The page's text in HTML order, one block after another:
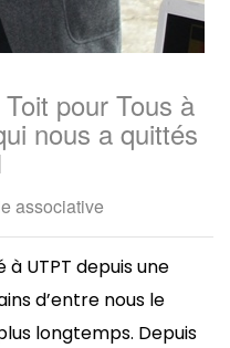
pour Tous à
nous a quittés
associative
UTPT depuis une
d’entre nous le
longtemps. Depuis